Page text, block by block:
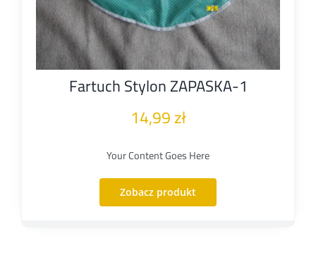
Fartuch Stylon ZAPASKA-1
14,99zł
Your Content Goes Here
Zobacz produkt